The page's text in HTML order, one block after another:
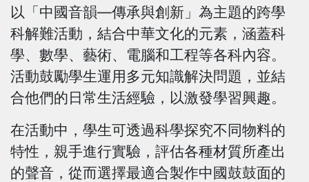
以「中國音韻—傳承與創新」為主題的跨學
科解難活動，結合中華文化的元素，涵蓋科
學、數學、藝術、電腦和工程等各科內容。
活動鼓勵學生運用多元知識解決問題，並結
合他們的日常生活經驗，以激發學習興趣。
在活動中，學生可透過科學探究不同物料的
特性，親手進行實驗，評估各種材質所產出
的聲音，從而選擇最適合製作中國鼓鼓面的